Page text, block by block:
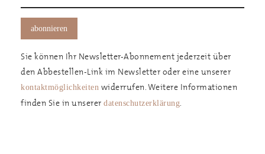
Sie können Ihr Newsletter-Abonnement jederzeit über
den Abbestellen-Link im Newsletter oder eine unserer
kontaktmöglichkeiten widerrufen. Weitere Informationen
finden Sie in unserer datenschutzerklärung.